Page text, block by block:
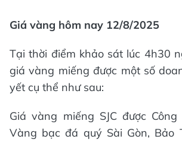
Giá vàng hôm nay 12/8/2025
Tại thời điểm khảo sát lúc 4h30
giá vàng miếng được một số
yết cụ thể như sau:
Giá vàng miếng SJC được
Vàng bạc đá quý Sài Gòn, Bảo